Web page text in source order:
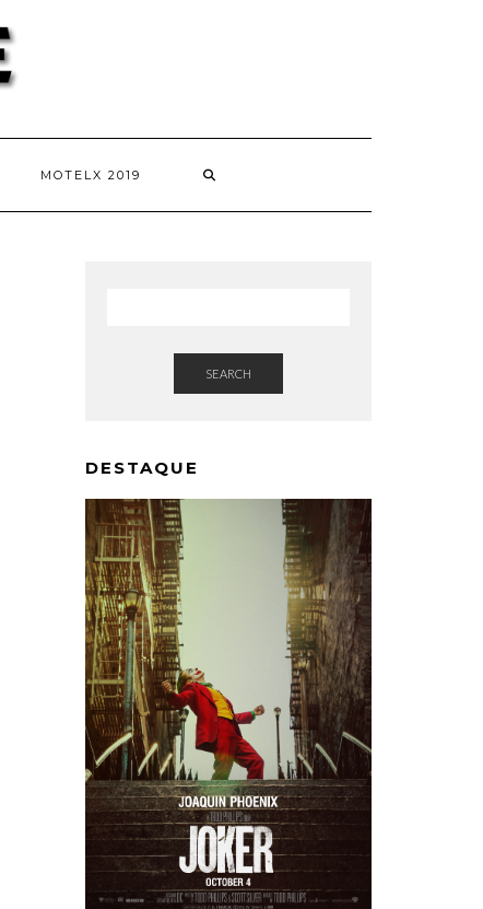
MOTELX 2019
SEARCH
DESTAQUE